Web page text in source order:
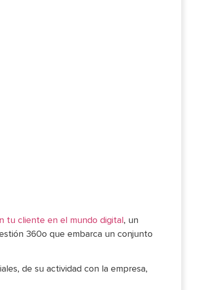
tu cliente en el mundo digital, un
360o que embarca un conjunto
de su actividad con la empresa,